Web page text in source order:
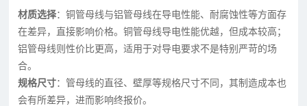
材质选择：铜管母线与铝管母线在导电性能、耐腐蚀性等方面存
在差异，直接影响价格。铜管母线导电性能优越，但成本较高；
铝管母线则性价比更高，适用于对导电要求不是特别严苛的场
合。
规格尺寸：管母线的直径、壁厚等规格尺寸不同，其制造成本也
会有所差异，进而影响终报价。